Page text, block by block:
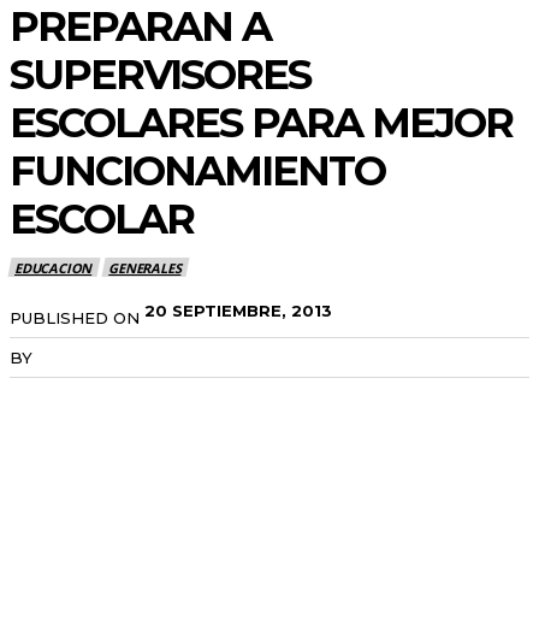
PREPARAN A
SUPERVISORES
ESCOLARES PARA MEJOR
FUNCIONAMIENTO
ESCOLAR
EDUCACION GENERALES
PUBLISHED ON 20 SEPTIEMBRE, 2013
BY